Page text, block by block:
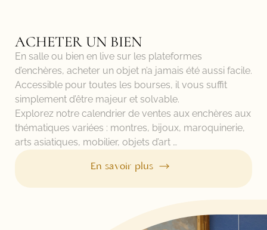
ACHETER UN BIEN
En salle ou bien en live sur les plateformes
d’enchères, acheter un objet n’a jamais été aussi facile.
Accessible pour toutes les bourses, il vous suffit
simplement d’être majeur et solvable.
Explorez notre calendrier de ventes aux enchères aux
thématiques variées : montres, bijoux, maroquinerie,
arts asiatiques, mobilier, objets d’art …
En savoir plus